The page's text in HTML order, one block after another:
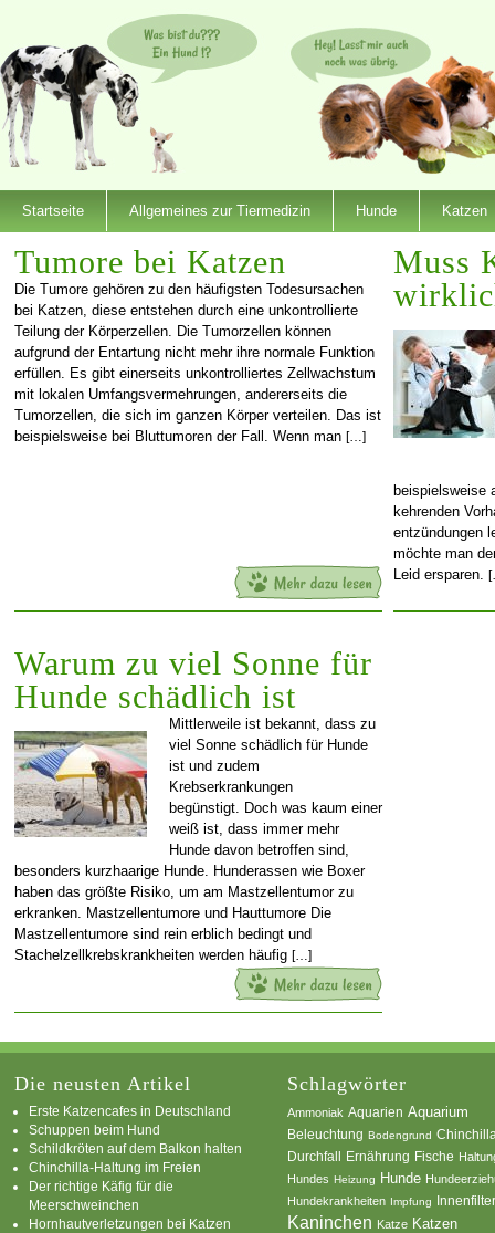
Startseite Allgemeines zur Tiermedizin Hunde Katzen
Tumore bei Katzen
Die Tumore gehören zu den häufigsten Todesursachen
bei Katzen, diese entstehen durch eine unkontrollierte
Teilung der Körperzellen. Die Tumorzellen können
aufgrund der Entartung nicht mehr ihre normale Funktion
erfüllen. Es gibt einerseits unkontrolliertes Zellwachstum
mit lokalen Umfangsvermehrungen, andererseits die
Tumorzellen, die sich im ganzen Körper verteilen. Das ist
beispielsweise bei Bluttumoren der Fall. Wenn man […]
Muss
beispielsweise
kehrenden
entzündungen
möchte man
Leid ersparen.
Warum zu viel Sonne für
Hunde schädlich ist
Mittlerweile ist bekannt, dass zu
viel Sonne schädlich für Hunde
ist und zudem
Krebserkrankungen
begünstigt. Doch was kaum einer
weiß ist, dass immer mehr
Hunde davon betroffen sind,
besonders kurzhaarige Hunde. Hunderassen wie Boxer
haben das größte Risiko, um am Mastzellentumor zu
erkranken. Mastzellentumore und Hauttumore Die
Mastzellentumore sind rein erblich bedingt und
Stachelzellkrebskrankheiten werden häufig […]
Die neusten Artikel
Erste Katzencafes in Deutschland
Schuppen beim Hund
Schildkröten auf dem Balkon halten
Chinchilla-Haltung im Freien
Der richtige Käfig für die
Meerschweinchen
Hornhautverletzungen bei Katzen
Schlagwörter
Ammoniak Aquarien Aquarium
Beleuchtung Bodengrund
Durchfall Ernährung Fische
Hundes Heizung Hunde
Hundekrankheiten Impfung
Kaninchen Katze Katzen